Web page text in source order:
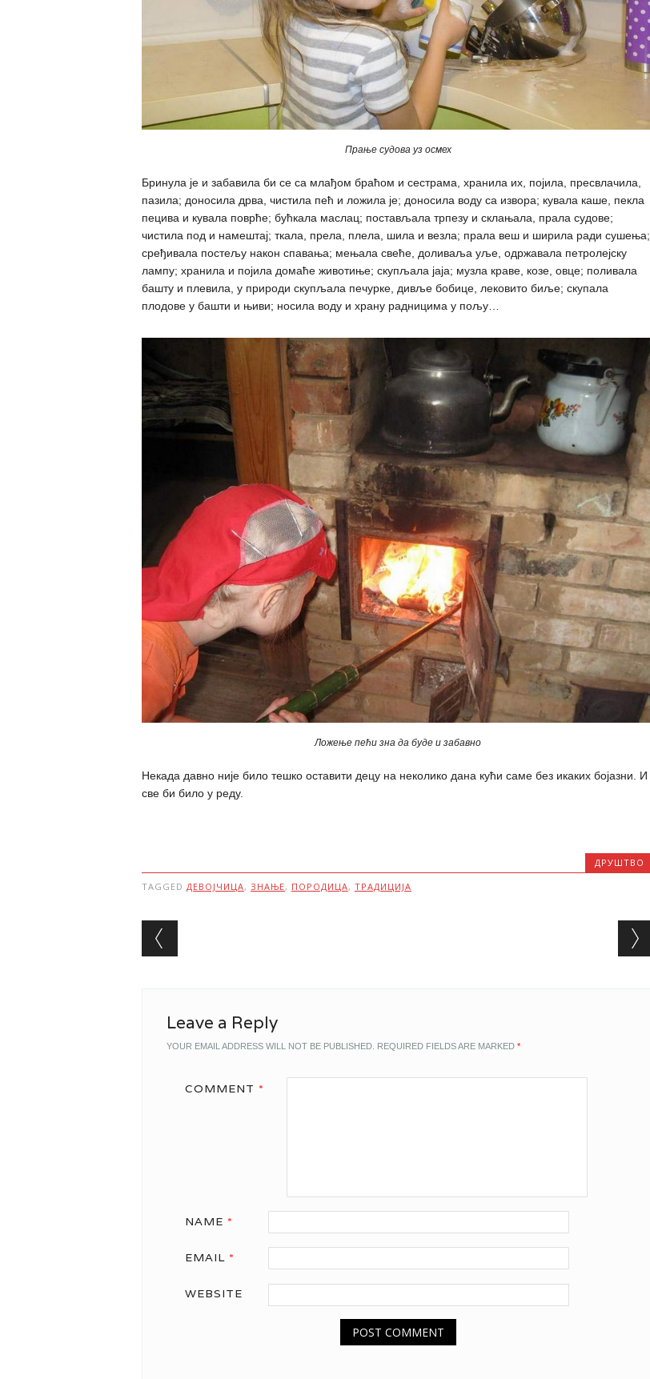
Прање судова уз осмех
Бринула је и забавила би се са млађом браћом и сестрама, хранила их, појила, пресвлачила,
пазила; доносила дрва, чистила пећ и ложила је; доносила воду са извора; кувала каше, пекла
пецива и кувала поврће; бућкала маслац; постављала трпезу и склањала, прала судове;
чистила под и намештај; ткала, прела, плела, шила и везла; прала веш и ширила ради сушења;
сређивала постељу након спавања; мењала свеће, доливаља уље, одржавала петролејску
лампу; хранила и појила домаће животиње; скупљала јаја; музла краве, козе, овце; поливала
башту и плевила, у природи скупљала печурке, дивље бобице, лековито биље; скупала
плодове у башти и њиви; носила воду и храну радницима у пољу…
Ложење пећи зна да буде и забавно
Некада давно није било тешко оставити децу на неколико дана кући саме без икаких бојазни. И
све би било у реду.
ДРУШТВО
TAGGED ДЕВОЈЧИЦА, ЗНАЊЕ, ПОРОДИЦА, ТРАДИЦИЈА
Post navigation
Leave a Reply
YOUR EMAIL ADDRESS WILL NOT BE PUBLISHED. REQUIRED FIELDS ARE MARKED *
COMMENT *
NAME *
EMAIL *
WEBSITE